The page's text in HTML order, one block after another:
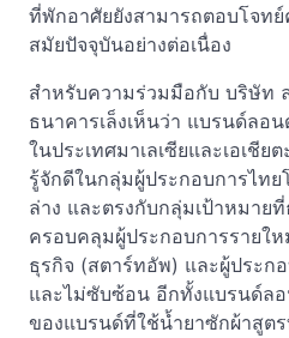
ที่พักอาศัยยังสามารถตอบโจท
สมัยปัจจุบันอย่างต่อเนื่อง
สำหรับความร่วมมือกับ บริษัท
ธนาคารเล็งเห็นว่า แบรนด์ลอ
ในประเทศมาเลเซียและเอเชีย
รู้จักดีในกลุ่มผู้ประกอบการไท
ล่าง และตรงกับกลุ่มเป้าหมาย
ครอบคลุมผู้ประกอบการรายใ
ธุรกิจ (สตาร์ทอัพ) และผู้ประก
และไม่ซับซ้อน อีกทั้งแบรนด์ล
ของแบรนด์ที่ใช้น้ำยาซักผ้าสูต